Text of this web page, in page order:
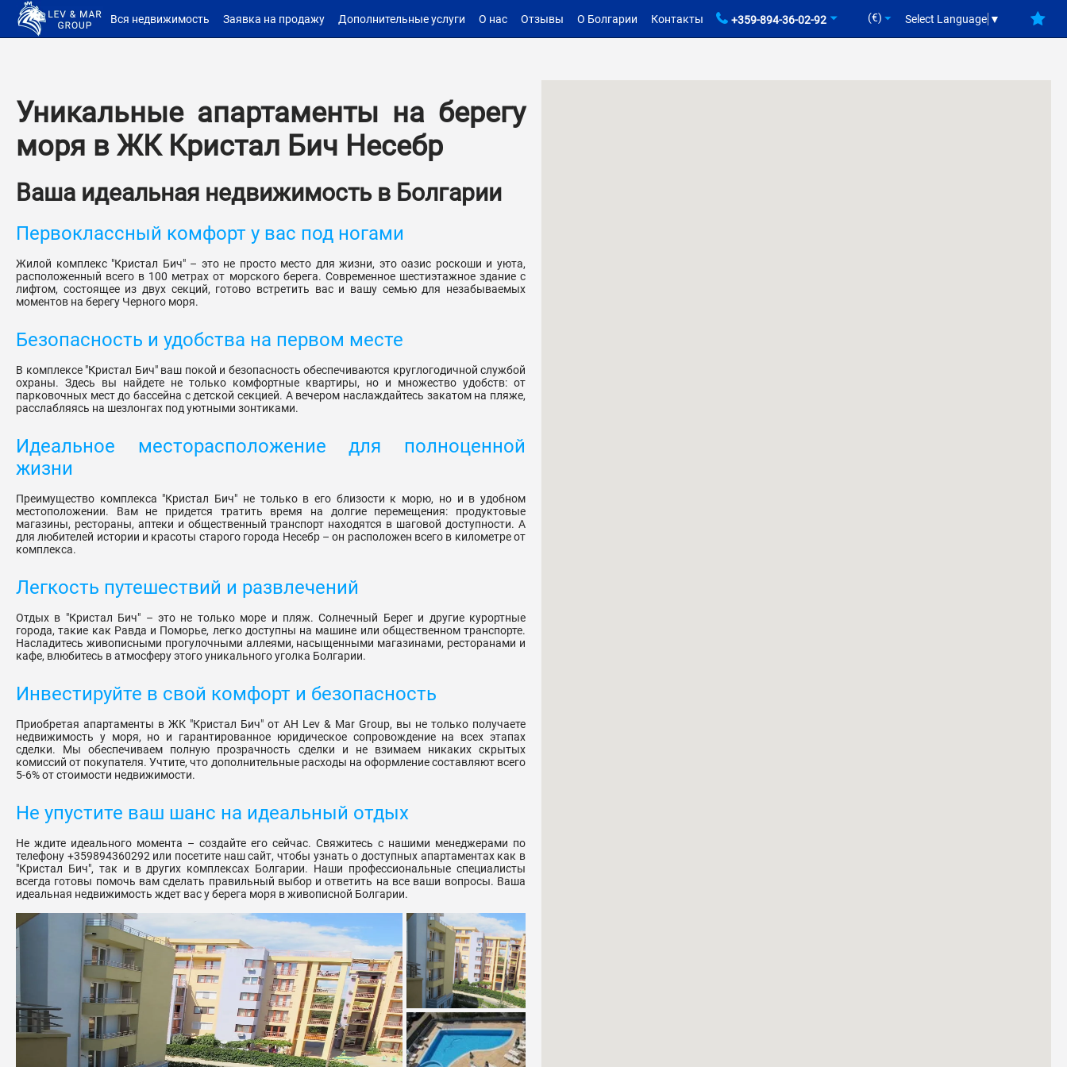
Вся недвижимость Заявка на продажу Дополнительные услуги О нас Отзывы О Болгарии Контакты +359-894-36-02-92 (€) Select Language ▼
Уникальные апартаменты на берегу
моря в ЖК Кристал Бич Несебр
Ваша идеальная недвижимость в Болгарии
Первоклассный комфорт у вас под ногами
Жилой комплекс "Кристал Бич" – это не просто место для жизни, это оазис роскоши и уюта,
расположенный всего в 100 метрах от морского берега. Современное шестиэтажное здание с
лифтом, состоящее из двух секций, готово встретить вас и вашу семью для незабываемых
моментов на берегу Черного моря.
Безопасность и удобства на первом месте
В комплексе "Кристал Бич" ваш покой и безопасность обеспечиваются круглогодичной службой
охраны. Здесь вы найдете не только комфортные квартиры, но и множество удобств: от
парковочных мест до бассейна с детской секцией. А вечером наслаждайтесь закатом на пляже,
расслабляясь на шезлонгах под уютными зонтиками.
Идеальное месторасположение для полноценной
жизни
Преимущество комплекса "Кристал Бич" не только в его близости к морю, но и в удобном
местоположении. Вам не придется тратить время на долгие перемещения: продуктовые
магазины, рестораны, аптеки и общественный транспорт находятся в шаговой доступности. А
для любителей истории и красоты старого города Несебр – он расположен всего в километре от
комплекса.
Легкость путешествий и развлечений
Отдых в "Кристал Бич" – это не только море и пляж. Солнечный Берег и другие курортные
города, такие как Равда и Поморье, легко доступны на машине или общественном транспорте.
Насладитесь живописными прогулочными аллеями, насыщенными магазинами, ресторанами и
кафе, влюбитесь в атмосферу этого уникального уголка Болгарии.
Инвестируйте в свой комфорт и безопасность
Приобретая апартаменты в ЖК "Кристал Бич" от АН Lev & Mar Group, вы не только получаете
недвижимость у моря, но и гарантированное юридическое сопровождение на всех этапах
сделки. Мы обеспечиваем полную прозрачность сделки и не взимаем никаких скрытых
комиссий от покупателя. Учтите, что дополнительные расходы на оформление составляют всего
5-6% от стоимости недвижимости.
Не упустите ваш шанс на идеальный отдых
Не ждите идеального момента – создайте его сейчас. Свяжитесь с нашими менеджерами по
телефону +359894360292 или посетите наш сайт, чтобы узнать о доступных апартаментах как в
"Кристал Бич", так и в других комплексах Болгарии. Наши профессиональные специалисты
всегда готовы помочь вам сделать правильный выбор и ответить на все ваши вопросы. Ваша
идеальная недвижимость ждет вас у берега моря в живописной Болгарии.